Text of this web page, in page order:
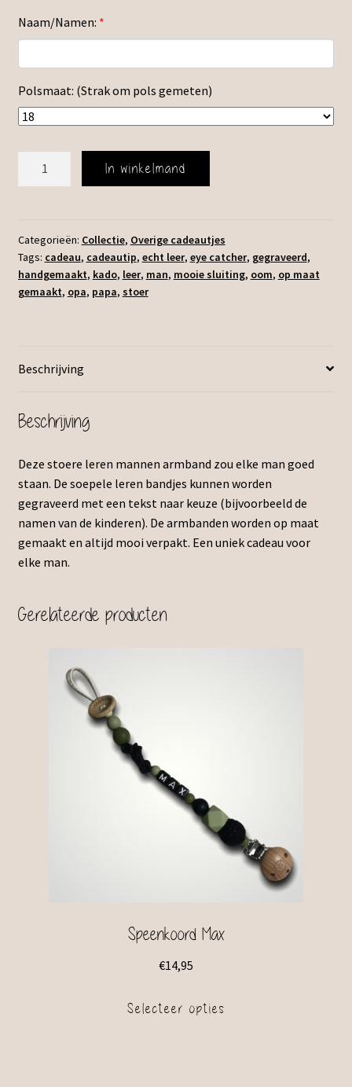
Naam/Namen: *
Polsmaat: (Strak om pols gemeten)
In winkelmand
Categorieën: Collectie, Overige cadeautjes
Tags: cadeau, cadeautip, echt leer, eye catcher, gegraveerd,
handgemaakt, kado, leer, man, mooie sluiting, oom, op maat
gemaakt, opa, papa, stoer
Beschrijving
Beschrijving
Deze stoere leren mannen armband zou elke man goed
staan. De soepele leren bandjes kunnen worden
gegraveerd met een tekst naar keuze (bijvoorbeeld de
namen van de kinderen). De armbanden worden op maat
gemaakt en altijd mooi verpakt. Een uniek cadeau voor
elke man.
Gerelateerde producten
Speenkoord Max
€14,95
Selecteer opties